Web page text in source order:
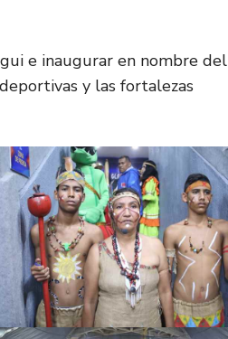
e inaugurar en nombre del
y las fortalezas